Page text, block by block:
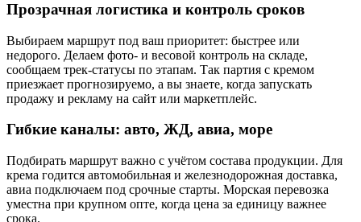
Прозрачная логистика и контроль сроков
Выбираем маршрут под ваш приоритет: быстрее или
недорого. Делаем фото- и весовой контроль на складе,
сообщаем трек-статусы по этапам. Так партия с кремом
приезжает прогнозируемо, а вы знаете, когда запускать
продажу и рекламу на сайт или маркетплейс.
Гибкие каналы: авто, ЖД, авиа, море
Подбирать маршрут важно с учётом состава продукции. Для
крема годится автомобильная и железнодорожная доставка,
авиа подключаем под срочные старты. Морская перевозка
уместна при крупном опте, когда цена за единицу важнее
срока.